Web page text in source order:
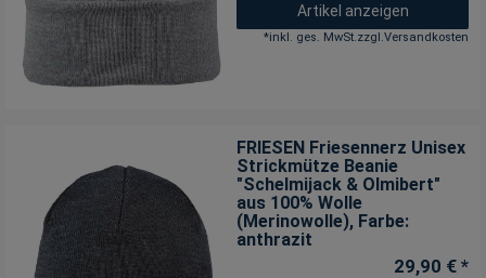
Artikel anzeigen
*inkl. ges. MwSt.zzgl.Versandkosten
FRIESEN Friesennerz Unisex
Strickmütze Beanie
"Schelmijack & Olmibert"
aus 100% Wolle
(Merinowolle), Farbe:
anthrazit
29,90 € *